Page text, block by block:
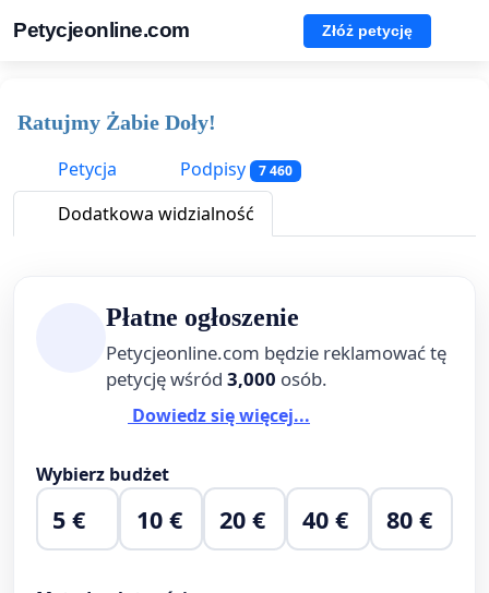
Petycjeonline.com Złóż petycję
Ratujmy Żabie Doły!
Petycja
Podpisy 7 460
Dodatkowa widzialność
Płatne ogłoszenie
Petycjeonline.com będzie reklamować tę
petycję wśród 3,000 osób.
Dowiedz się więcej...
Wybierz budżet
5 € 10 € 20 € 40 € 80 €